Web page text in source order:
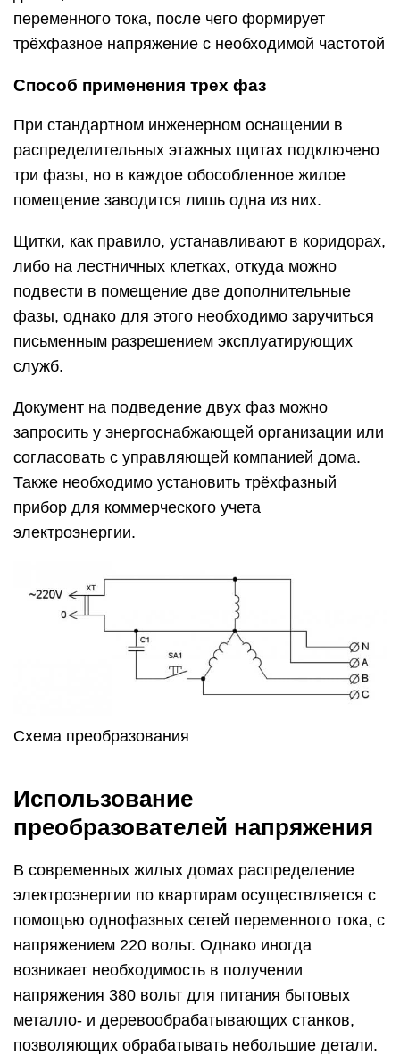
переменного тока, после чего формирует
трёхфазное напряжение с необходимой частотой
Способ применения трех фаз
При стандартном инженерном оснащении в
распределительных этажных щитах подключено
три фазы, но в каждое обособленное жилое
помещение заводится лишь одна из них.
Щитки, как правило, устанавливают в коридорах,
либо на лестничных клетках, откуда можно
подвести в помещение две дополнительные
фазы, однако для этого необходимо заручиться
письменным разрешением эксплуатирующих
служб.
Документ на подведение двух фаз можно
запросить у энергоснабжающей организации или
согласовать с управляющей компанией дома.
Также необходимо установить трёхфазный
прибор для коммерческого учета
электроэнергии.
Схема преобразования
Использование
преобразователей напряжения
В современных жилых домах распределение
электроэнергии по квартирам осуществляется с
помощью однофазных сетей переменного тока, с
напряжением 220 вольт. Однако иногда
возникает необходимость в получении
напряжения 380 вольт для питания бытовых
металло- и деревообрабатывающих станков,
позволяющих обрабатывать небольшие детали.